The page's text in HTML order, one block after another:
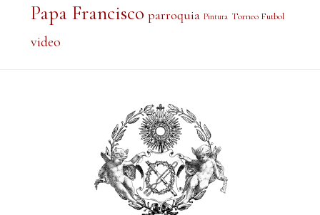
Papa Francisco parroquia Pintura Torneo Futbol
video